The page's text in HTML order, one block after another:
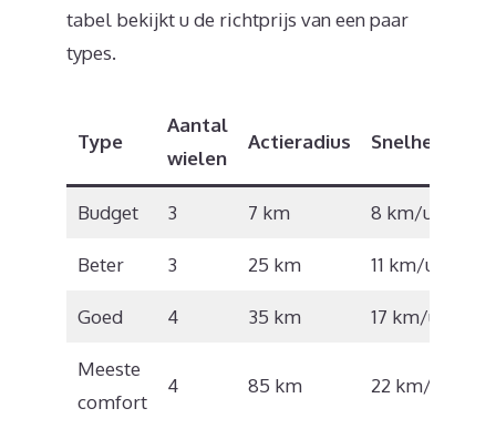
tabel bekijkt u de richtprijs van een paar
types.
Type
Aantal
wielen
Actieradius Snelheid
Budget 3 7 km 8 km/u
Beter 3 25 km 11 km/u
Goed 4 35 km 17 km/u
Meeste
comfort
4 85 km 22 km/u